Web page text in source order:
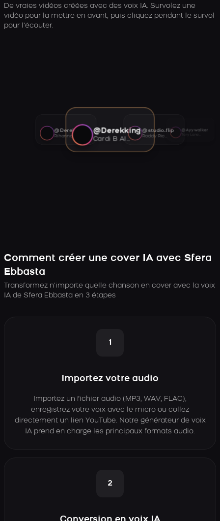
De vraies vidéos créées avec des voix IA. Survolez une
vidéo pour la mettre en avant, puis cliquez pendant le survol
pour l’écouter.
@Derekking
Cardi B AI voice
@studio.flip
Roddy Ricch AI voice
@Ayywalker
@Derekking
Rihanna AI voice
Comment créer une cover IA avec Sfera
Ebbasta
Transformez n’importe quelle chanson en cover avec la voix
IA de Sfera Ebbasta en 3 étapes
1
Importez votre audio
Importez un fichier audio (MP3, WAV, FLAC),
enregistrez votre voix avec le micro ou collez
directement un lien YouTube. Notre générateur de voix
IA prend en charge les principaux formats audio.
2